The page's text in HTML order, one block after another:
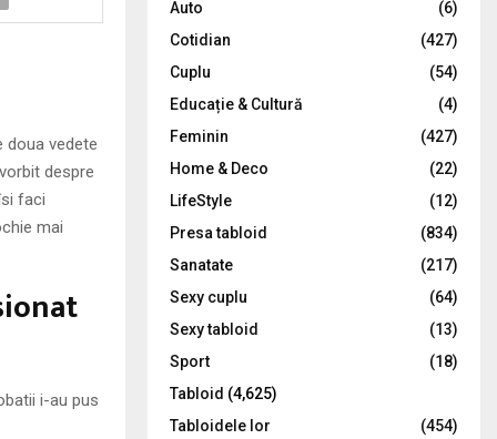
doua vedete
despre
faci
mai
i-au pus
:
C
Auto
(6)
Cotidian
(427)
Cuplu
(54)
Educație & Cultură
(4)
Feminin
(427)
Home & Deco
(22)
LifeStyle
(12)
Presa tabloid
(834)
Sanatate
(217)
Sexy cuplu
(64)
Sexy tabloid
(13)
Sport
(18)
Tabloid (4,625)
Tabloidele lor
(454)